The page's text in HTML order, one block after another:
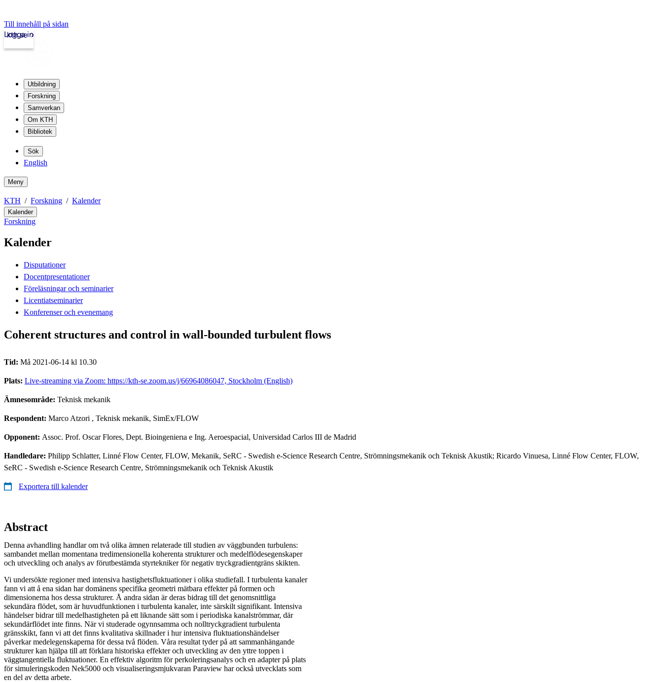
Till innehåll på sidan
kth.se
Logga in
Utbildning
Forskning
Samverkan
Om KTH
Bibliotek
Sök
English
Meny
KTH Forskning Kalender
Kalender
Forskning
Kalender
Disputationer
Docentpresentationer
Föreläsningar och seminarier
Licentiatseminarier
Konferenser och evenemang
Coherent structures and control in wall-bounded turbulent flows
Tid: Må 2021-06-14 kl 10.30
Plats: Live-streaming via Zoom: https://kth-se.zoom.us/j/66964086047, Stockholm (English)
Ämnesområde: Teknisk mekanik
Respondent: Marco Atzori , Teknisk mekanik, SimEx/FLOW
Opponent: Assoc. Prof. Oscar Flores, Dept. Bioingenierıa e Ing. Aeroespacial, Universidad Carlos III de Madrid
Handledare: Philipp Schlatter, Linné Flow Center, FLOW, Mekanik, SeRC - Swedish e-Science Research Centre, Strömningsmekanik och Teknisk Akustik; Ricardo Vinuesa, Linné Flow Center, FLOW,
SeRC - Swedish e-Science Research Centre, Strömningsmekanik och Teknisk Akustik
Exportera till kalender
Abstract
Denna avhandling handlar om två olika ämnen relaterade till studien av väggbunden turbulens:
sambandet mellan momentana tredimensionella koherenta strukturer och medelflödesegenskaper
och utveckling och analys av förutbestämda styrtekniker för negativ tryckgradientgräns skikten.
Vi undersökte regioner med intensiva hastighetsfluktuationer i olika studiefall. I turbulenta kanaler
fann vi att å ena sidan har domänens specifika geometri mätbara effekter på formen och
dimensionerna hos dessa strukturer. Å andra sidan är deras bidrag till det genomsnittliga
sekundära flödet, som är huvudfunktionen i turbulenta kanaler, inte särskilt signifikant. Intensiva
händelser bidrar till medelhastigheten på ett liknande sätt som i periodiska kanalströmmar, där
sekundärflödet inte finns. När vi studerade ogynnsamma och nolltryckgradient turbulenta
gränsskikt, fann vi att det finns kvalitativa skillnader i hur intensiva fluktuationshändelser
påverkar medelegenskaperna för dessa två flöden. Våra resultat tyder på att sammanhängande
strukturer kan hjälpa till att förklara historiska effekter och utveckling av den yttre toppen i
väggtangentiella fluktuationer. En effektiv algoritm för perkoleringsanalys och en adapter på plats
för simuleringskoden Nek5000 och visualiseringsmjukvaran Paraview har också utvecklats som
en del av detta arbete.